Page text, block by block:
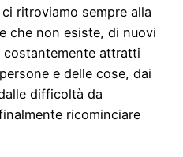
ritroviamo sempre alla
che non esiste, di nuovi
attratti
e delle cose, dai
difficoltà da
ricominciare